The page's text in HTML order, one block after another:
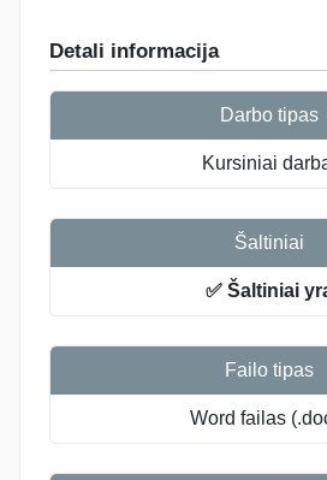
Detali informacija
Darbo tipas
Kursiniai
Šaltiniai
✅ Šaltiniai
Failo tipas
Word failas